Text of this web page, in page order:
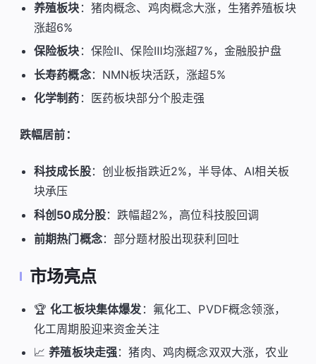
养殖板块 ：猪肉概念、鸡肉概念大涨，生猪养殖板块
涨超6%
保险板块 ：保险Ⅱ、保险Ⅲ均涨超7%，金融股护盘
长寿药概念：NMN板块活跃，涨超5%
化学制药 ：医药板块部分个股走强
跌幅居前：
科技成长股：创业板指跌近2%，半导体、AI相关板
块承压
科创50成分股：跌幅超2%，高位科技股回调
前期热门概念：部分题材股出现获利回吐
市场亮点
🏆化工板块集体爆发 ：氟化工、PVDF概念领涨，
化工周期股迎来资金关注
📈养殖板块走强：猪肉、鸡肉概念双双大涨，农业